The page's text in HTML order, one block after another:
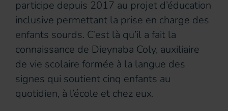
participe depuis 2017 au projet d’éducation
inclusive permettant la prise en charge des
enfants sourds. C’est là qu’il a fait la
connaissance de Dieynaba Coly, auxiliaire
de vie scolaire formée à la langue des
signes qui soutient cinq enfants au
quotidien, à l’école et chez eux.